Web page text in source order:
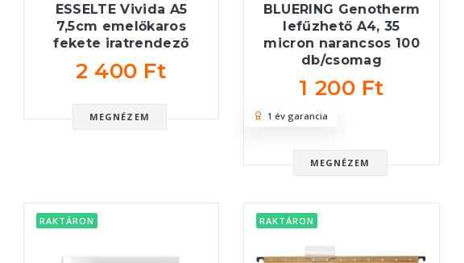
ESSELTE Vivida A5
7,5cm emelőkaros
fekete iratrendező
2 400 Ft
MEGNÉZEM
BLUERING Genotherm
lefűzhető A4, 35
micron narancsos 100
db/csomag
1 200 Ft
MEGNÉZEM
1 év garancia
RAKTÁRON RAKTÁRON